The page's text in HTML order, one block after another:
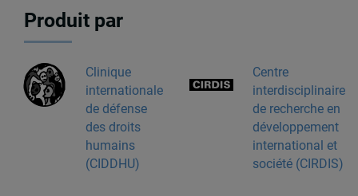
Produit par
Clinique
internationale
de défense
des droits
humains
(CIDDHU)
Centre
interdisciplinaire
de recherche en
développement
international et
société (CIRDIS)